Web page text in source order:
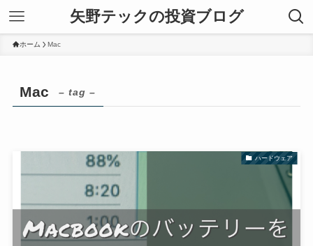
矢野テックの投資ブログ
ホーム Mac
Mac – tag –
ハードウェア